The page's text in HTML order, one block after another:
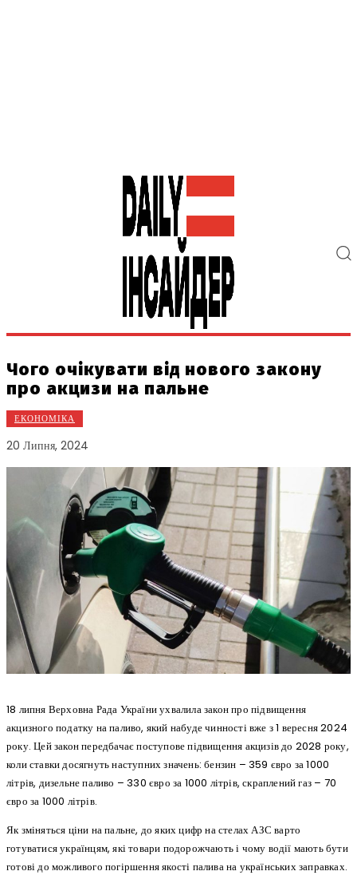
Чого очікувати від нового закону
про акцизи на пальне
ЕКОНОМІКА
20 Липня, 2024
18 липня Верховна Рада України ухвалила закон про підвищення
акцизного податку на паливо, який набуде чинності вже з 1 вересня 2024
року. Цей закон передбачає поступове підвищення акцизів до 2028 року,
коли ставки досягнуть наступних значень: бензин – 359 євро за 1000
літрів, дизельне паливо – 330 євро за 1000 літрів, скраплений газ – 70
євро за 1000 літрів.
Як зміняться ціни на пальне, до яких цифр на стелах АЗС варто
готуватися українцям, які товари подорожчають і чому водії мають бути
готові до можливого погіршення якості палива на українських заправках.